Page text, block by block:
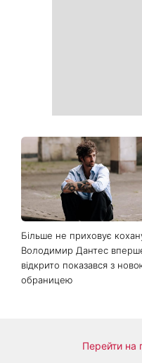
Коли немає кондиціонера:
3 прості способи
охолодити квартиру в
спеку